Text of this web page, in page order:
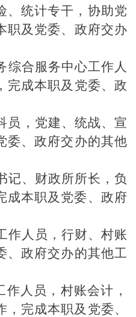
、统计专干，协助党
职及 党委、政府交办
综合服务中心工作人
完成本职及 党委、政
员， 党建、统战、宣
委、政府交办的其他
记、财政所所长， 负
成本职及党委、政府
作人员， 行财、村账
、政府交办的其他工
作人员，村账会计，
完成本职及党委、